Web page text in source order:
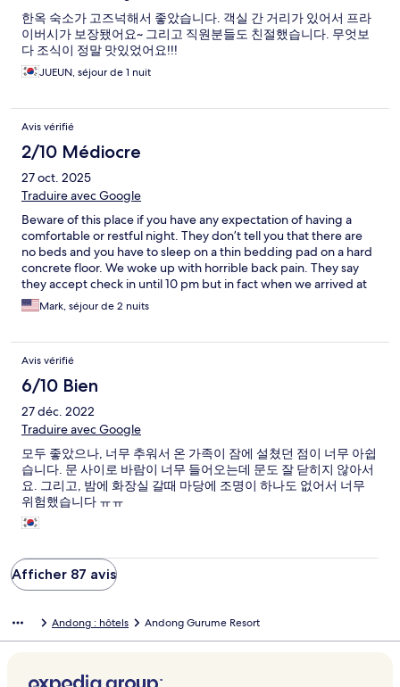
한옥 숙소가 고즈넉해서 좋았습니다. 객실 간 거리가 있어서 프라
이버시가 보장됐어요~ 그리고 직원분들도 친절했습니다. 무엇보
다 조식이 정말 맛있었어요!!!
JUEUN, séjour de 1 nuit
Avis vérifié
2/10 Médiocre
27 oct. 2025
Traduire avec Google
Beware of this place if you have any expectation of having a
comfortable or restful night. They don’t tell you that there are
no beds and you have to sleep on a thin bedding pad on a hard
concrete floor. We woke up with horrible back pain. They say
they accept check in until 10 pm but in fact when we arrived at
.8:30 the man who showed us to our location was mean and
impatient to deal with. This place should not be on Expedia as a
your worst camping experience. That they call this a resort is an
abomination. Stay anywhere else
Mark, séjour de 2 nuits
Avis vérifié
6/10 Bien
27 déc. 2022
Traduire avec Google
모두 좋았으나, 너무 추워서 온 가족이 잠에 설쳤던 점이 너무 아쉽
습니다. 문 사이로 바람이 너무 들어오는데 문도 잘 닫히지 않아서
요. 그리고, 밤에 화장실 갈때 마당에 조명이 하나도 없어서 너무
위험했습니다 ㅠㅠ
Afficher 87 avis
Andong : hôtels Andong Gurume Resort